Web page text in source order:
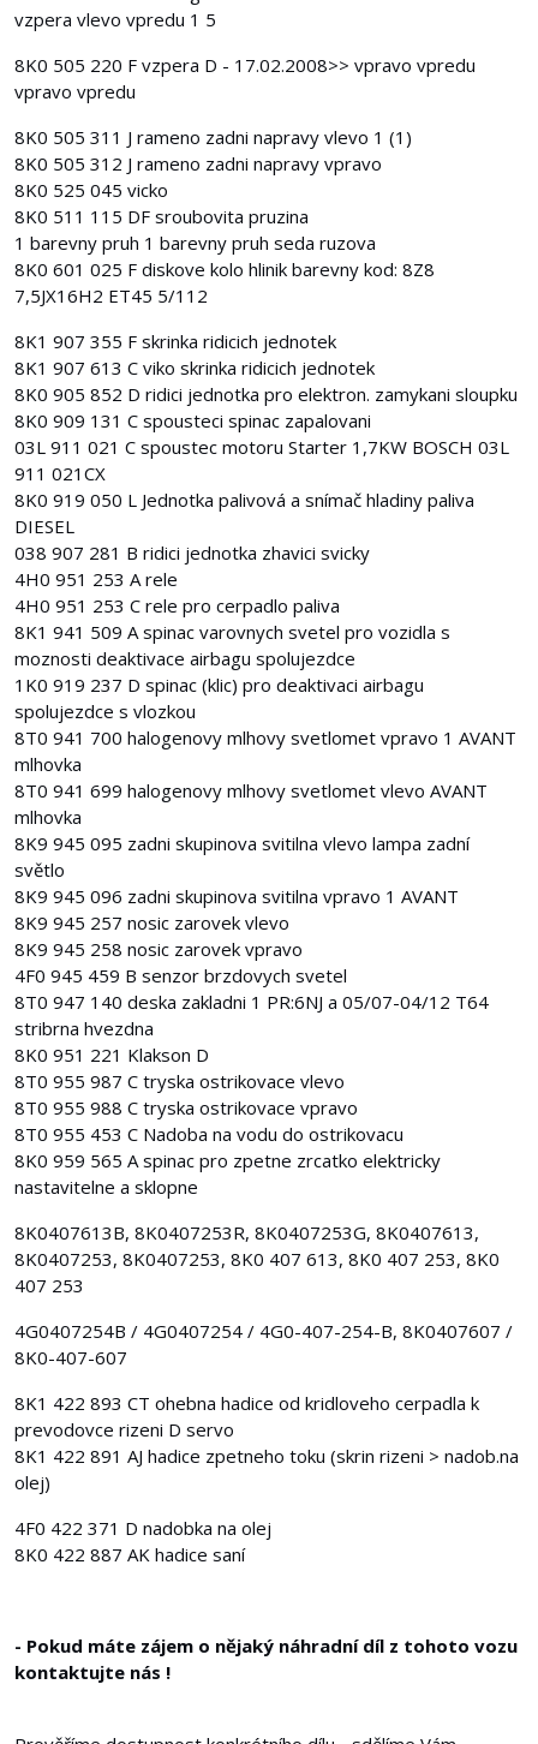
vzpera vlevo vpredu 1 5
8K0 505 220 F vzpera D - 17.02.2008>> vpravo vpredu
vpravo vpredu
8K0 505 311 J rameno zadni napravy vlevo 1 (1)
8K0 505 312 J rameno zadni napravy vpravo
8K0 525 045 vicko
8K0 511 115 DF sroubovita pruzina
1 barevny pruh 1 barevny pruh seda ruzova
8K0 601 025 F diskove kolo hlinik barevny kod: 8Z8
7,5JX16H2 ET45 5/112
8K1 907 355 F skrinka ridicich jednotek
8K1 907 613 C viko skrinka ridicich jednotek
8K0 905 852 D ridici jednotka pro elektron. zamykani sloupku
8K0 909 131 C spousteci spinac zapalovani
03L 911 021 C spoustec motoru Starter 1,7KW BOSCH 03L
911 021CX
8K0 919 050 L Jednotka palivová a snímač hladiny paliva
DIESEL
038 907 281 B ridici jednotka zhavici svicky
4H0 951 253 A rele
4H0 951 253 C rele pro cerpadlo paliva
8K1 941 509 A spinac varovnych svetel pro vozidla s
moznosti deaktivace airbagu spolujezdce
1K0 919 237 D spinac (klic) pro deaktivaci airbagu
spolujezdce s vlozkou
8T0 941 700 halogenovy mlhovy svetlomet vpravo 1 AVANT
mlhovka
8T0 941 699 halogenovy mlhovy svetlomet vlevo AVANT
mlhovka
8K9 945 095 zadni skupinova svitilna vlevo lampa zadní
světlo
8K9 945 096 zadni skupinova svitilna vpravo 1 AVANT
8K9 945 257 nosic zarovek vlevo
8K9 945 258 nosic zarovek vpravo
4F0 945 459 B senzor brzdovych svetel
8T0 947 140 deska zakladni 1 PR:6NJ a 05/07-04/12 T64
stribrna hvezdna
8K0 951 221 Klakson D
8T0 955 987 C tryska ostrikovace vlevo
8T0 955 988 C tryska ostrikovace vpravo
8T0 955 453 C Nadoba na vodu do ostrikovacu
8K0 959 565 A spinac pro zpetne zrcatko elektricky
nastavitelne a sklopne
8K0407613B, 8K0407253R, 8K0407253G, 8K0407613,
8K0407253, 8K0407253, 8K0 407 613, 8K0 407 253, 8K0
407 253
4G0407254B / 4G0407254 / 4G0-407-254-B, 8K0407607 /
8K0-407-607
8K1 422 893 CT ohebna hadice od kridloveho cerpadla k
prevodovce rizeni D servo
8K1 422 891 AJ hadice zpetneho toku (skrin rizeni > nadob.na
olej)
4F0 422 371 D nadobka na olej
8K0 422 887 AK hadice saní
- Pokud máte zájem o nějaký náhradní díl z tohoto vozu
kontaktujte nás !